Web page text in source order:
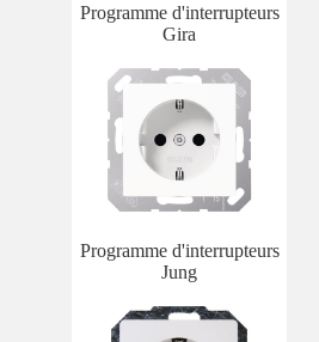
Programme d'interrupteurs
Gira
Programme d'interrupteurs
Jung